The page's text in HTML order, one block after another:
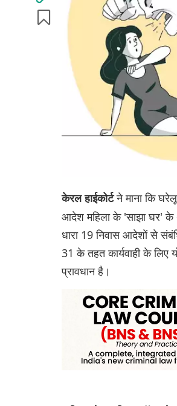
केरल हाईकोर्टने माना कि
आदेश महिला के 'साझा घर' के
धारा 19 निवास आदेशों से
31 के तहत कार्यवाही के लिए
प्रावधान है।